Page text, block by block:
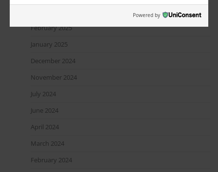
February 2025
January 2025
December 2024
November 2024
July 2024
June 2024
April 2024
March 2024
February 2024
Powered by